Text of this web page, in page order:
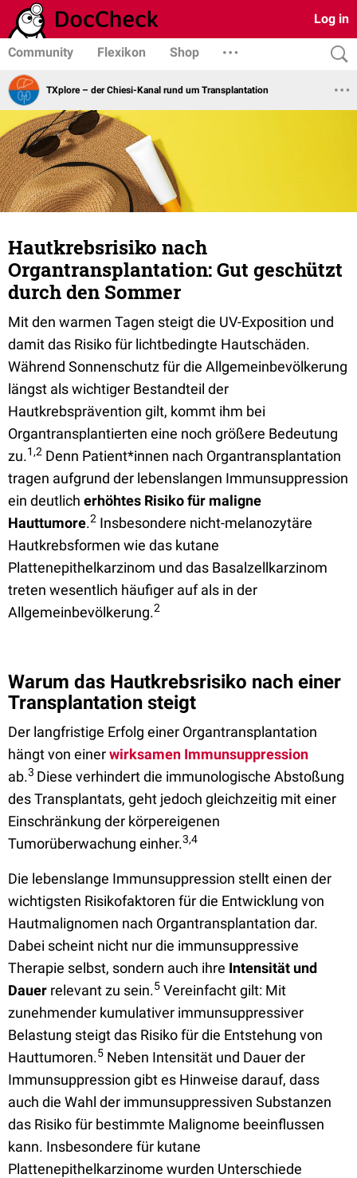
Log in
Community Flexikon Shop
TXplore – der Chiesi-Kanal rund um Transplantation
Hautkrebsrisiko nach
Organtransplantation: Gut geschützt
durch den Sommer
Mit den warmen Tagen steigt die UV-Exposition und
damit das Risiko für lichtbedingte Hautschäden.
Während Sonnenschutz für die Allgemeinbevölkerung
längst als wichtiger Bestandteil der
Hautkrebsprävention gilt, kommt ihm bei
Organtransplantierten eine noch größere Bedeutung
zu.1,2 Denn Patient*innen nach Organtransplantation
tragen aufgrund der lebenslangen Immunsuppression
ein deutlich erhöhtes Risiko für maligne
Hauttumore.2 Insbesondere nicht-melanozytäre
Hautkrebsformen wie das kutane
Plattenepithelkarzinom und das Basalzellkarzinom
treten wesentlich häufiger auf als in der
Allgemeinbevölkerung.2
Warum das Hautkrebsrisiko nach einer
Transplantation steigt
Der langfristige Erfolg einer Organtransplantation
hängt von einerwirksamen Immunsuppression
ab.3 Diese verhindert die immunologische Abstoßung
des Transplantats, geht jedoch gleichzeitig mit einer
Einschränkung der körpereigenen
Tumorüberwachung einher.3,4
Die lebenslange Immunsuppression stellt einen der
wichtigsten Risikofaktoren für die Entwicklung von
Hautmalignomen nach Organtransplantation dar.
Dabei scheint nicht nur die immunsuppressive
Therapie selbst, sondern auch ihre Intensität und
Dauer relevant zu sein.5 Vereinfacht gilt: Mit
zunehmender kumulativer immunsuppressiver
Belastung steigt das Risiko für die Entstehung von
Hauttumoren.5 Neben Intensität und Dauer der
Immunsuppression gibt es Hinweise darauf, dass
auch die Wahl der immunsuppressiven Substanzen
das Risiko für bestimmte Malignome beeinflussen
kann. Insbesondere für kutane
Plattenepithelkarzinome wurden Unterschiede